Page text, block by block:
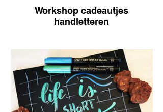
Workshop cadeautjes
handletteren